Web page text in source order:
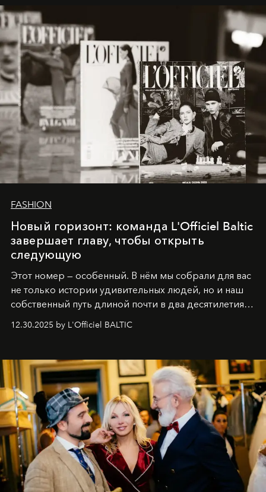
framework where creativity, commerce, and culture
converge with surgical precision.
FASHION
Новый горизонт: команда L'Officiel Baltic
завершает главу, чтобы открыть
следующую
Этот номер — особенный. В нём мы собрали для вас
не только истории удивительных людей, но и наш
собственный путь длиной почти в два десятилетия.
души говорим спасибо каждому, кто был с нами все
самыми искренними пожеланиями и теплом, ваша
командаL’Officiel Baltic .
12.30.2025 by L'Officiel BALTIC